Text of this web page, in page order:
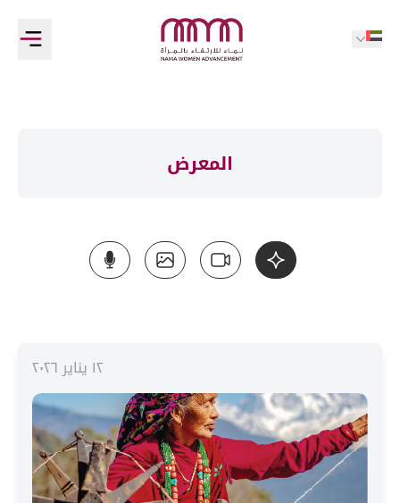
المعرض
١٢ يناير ٢٠٢٦